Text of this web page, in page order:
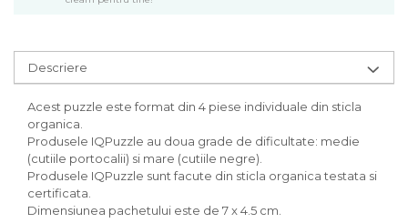
Ateliere - planse cu nisip colorat
Descriere
Acest puzzle este format din 4 piese individuale din sticla
organica.
Produsele IQPuzzle au doua grade de dificultate: medie
(cutiile portocalii) si mare (cutiile negre).
Produsele IQPuzzle sunt facute din sticla organica testata si
certificata.
Dimensiunea pachetului este de 7 x 4.5 cm.